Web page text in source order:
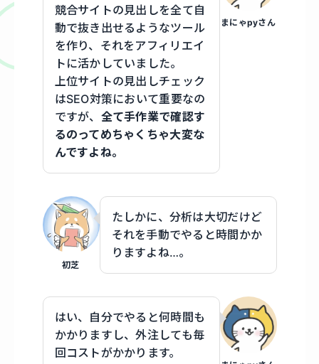
まにゃpyさん
競合サイトの見出しを全て自
動で抜き出せるようなツール
を作り、それをアフィリエイ
トに活かしていました。
上位サイトの見出しチェック
はSEO対策において重要なの
ですが、 全て手作業で確認す
るのってめちゃくちゃ大変な
んですよね。
初芝
たしかに、分析は大切だけど
それを手動でやると時間かか
りますよね…。
はい、自分でやると何時間も
かかりますし、外注しても毎
回コストがかかります。